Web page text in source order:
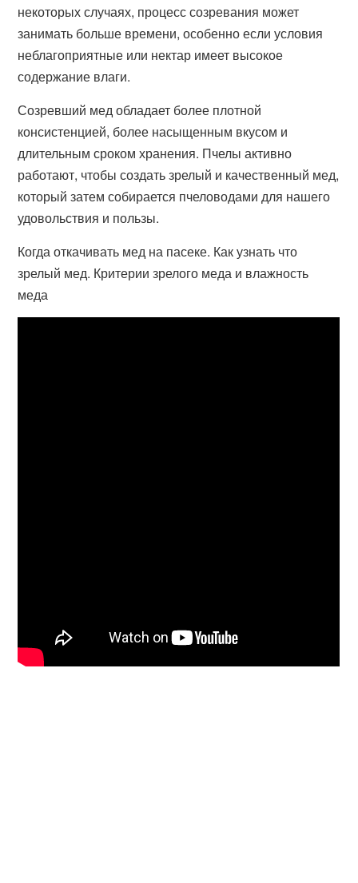
некоторых случаях, процесс созревания может
занимать больше времени, особенно если условия
неблагоприятные или нектар имеет высокое
содержание влаги.
Созревший мед обладает более плотной
консистенцией, более насыщенным вкусом и
длительным сроком хранения. Пчелы активно
работают, чтобы создать зрелый и качественный мед,
который затем собирается пчеловодами для нашего
удовольствия и пользы.
Когда откачивать мед на пасеке. Как узнать что
зрелый мед. Критерии зрелого меда и влажность
меда